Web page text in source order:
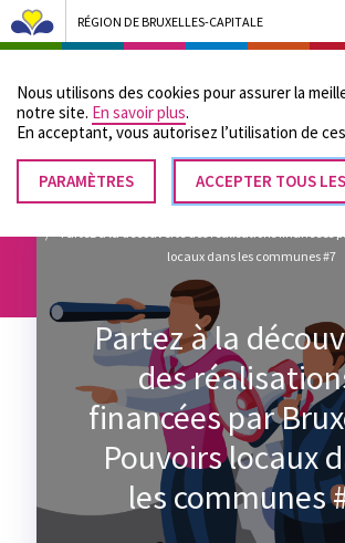
Nous utilisons des cookies pour assurer la
notre site. En savoir plus.
En acceptant, vous autorisez lʼutilisation de
PARAMÈTRES ACCEPTER TOUS
RETIRER
LE
RÉGION DE BRUXELLES-CAPITALE
Bruxelles Pouvoirs Locaux - Aller à la
Fil
d'Ariane
Accueil
locaux dans les communes #7
Partez à la
des
financées par
Pouvoirs locaux
les communes